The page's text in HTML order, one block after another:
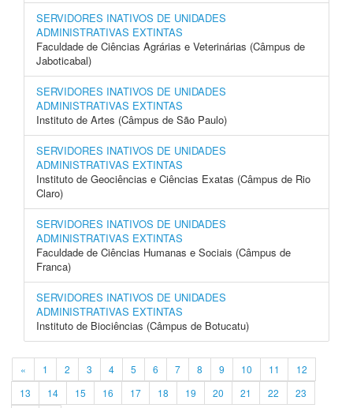
SERVIDORES INATIVOS DE UNIDADES
ADMINISTRATIVAS EXTINTAS
Faculdade de Ciências Agrárias e Veterinárias (Câmpus de
Jaboticabal)
SERVIDORES INATIVOS DE UNIDADES
ADMINISTRATIVAS EXTINTAS
Instituto de Artes (Câmpus de São Paulo)
SERVIDORES INATIVOS DE UNIDADES
ADMINISTRATIVAS EXTINTAS
Instituto de Geociências e Ciências Exatas (Câmpus de Rio
Claro)
SERVIDORES INATIVOS DE UNIDADES
ADMINISTRATIVAS EXTINTAS
Faculdade de Ciências Humanas e Sociais (Câmpus de
Franca)
SERVIDORES INATIVOS DE UNIDADES
ADMINISTRATIVAS EXTINTAS
Instituto de Biociências (Câmpus de Botucatu)
« 1 2 3 4 5 6 7 8 9 10 11
12
13
14 15 16 17 18 19 20 21 22 23